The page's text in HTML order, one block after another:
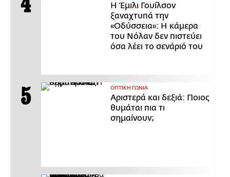
Η Έμιλι Γουίλσον
ξαναχτυπά την
«Οδύσσεια»: Η κάμερα
του Νόλαν δεν πιστεύει
όσα λέει το σενάριό του
ΟΠΤΙΚΗ ΓΩΝΙΑ
Αριστερά και δεξιά: Ποιος
θυμάται πια τι
σημαίνουν;